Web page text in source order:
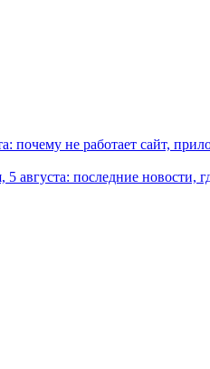
почему не работает сайт,
августа: последние новости,